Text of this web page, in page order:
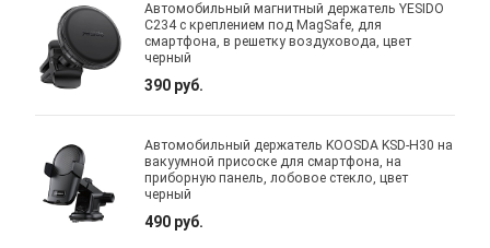
Автомобильный магнитный держатель YESIDO
C234 с креплением под MagSafe, для
смартфона, в решетку воздуховода, цвет
черный
390 руб.
Автомобильный держатель KOOSDA KSD-H30 на
вакуумной присоске для смартфона, на
приборную панель, лобовое стекло, цвет
черный
490 руб.